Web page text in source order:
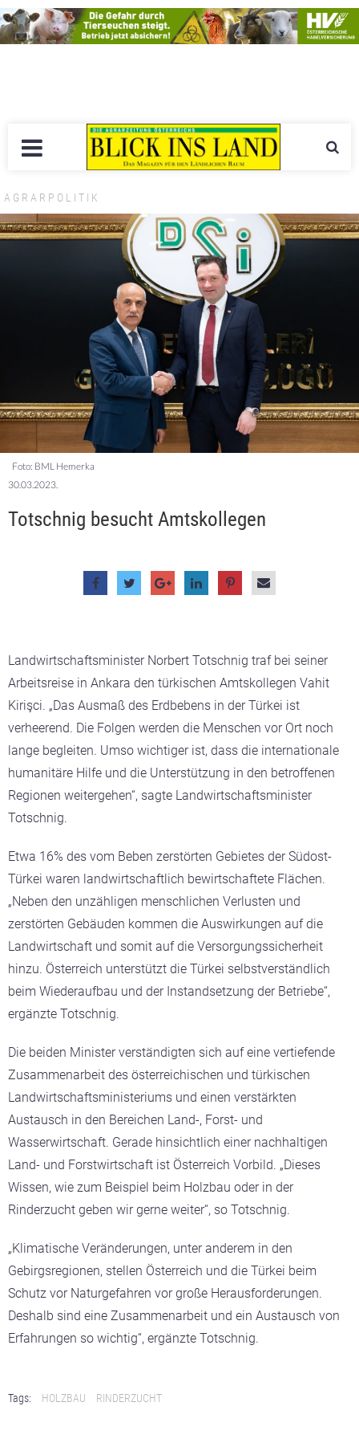
AGRARPOLITIK
Foto: BML Hemerka
30.03.2023.
Totschnig besucht Amtskollegen
Landwirtschaftsminister Norbert Totschnig traf bei seiner
Arbeitsreise in Ankara den türkischen Amtskollegen Vahit
Kirişci. „Das Ausmaß des Erdbebens in der Türkei ist
verheerend. Die Folgen werden die Menschen vor Ort noch
lange begleiten. Umso wichtiger ist, dass die internationale
humanitäre Hilfe und die Unterstützung in den betroffenen
Regionen weitergehen“, sagte Landwirtschaftsminister
Totschnig.
Etwa 16% des vom Beben zerstörten Gebietes der Südost-
Türkei waren landwirtschaftlich bewirtschaftete Flächen.
„Neben den unzähligen menschlichen Verlusten und
zerstörten Gebäuden kommen die Auswirkungen auf die
Landwirtschaft und somit auf die Versorgungssicherheit
hinzu. Österreich unterstützt die Türkei selbstverständlich
beim Wiederaufbau und der Instandsetzung der Betriebe“,
ergänzte Totschnig.
Die beiden Minister verständigten sich auf eine vertiefende
Zusammenarbeit des österreichischen und türkischen
Landwirtschaftsministeriums und einen verstärkten
Austausch in den Bereichen Land-, Forst- und
Wasserwirtschaft. Gerade hinsichtlich einer nachhaltigen
Land- und Forstwirtschaft ist Österreich Vorbild. „Dieses
Wissen, wie zum Beispiel beim Holzbau oder in der
Rinderzucht geben wir gerne weiter“, so Totschnig.
„Klimatische Veränderungen, unter anderem in den
Gebirgsregionen, stellen Österreich und die Türkei beim
Schutz vor Naturgefahren vor große Herausforderungen.
Deshalb sind eine Zusammenarbeit und ein Austausch von
Erfahrungen so wichtig“, ergänzte Totschnig.
Tags: HOLZBAU RINDERZUCHT